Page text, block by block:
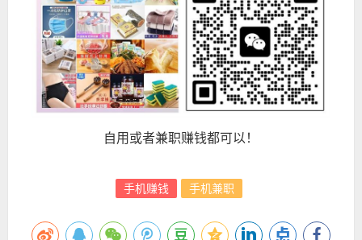
自用或者兼职赚钱都可以！
手机赚钱 手机兼职